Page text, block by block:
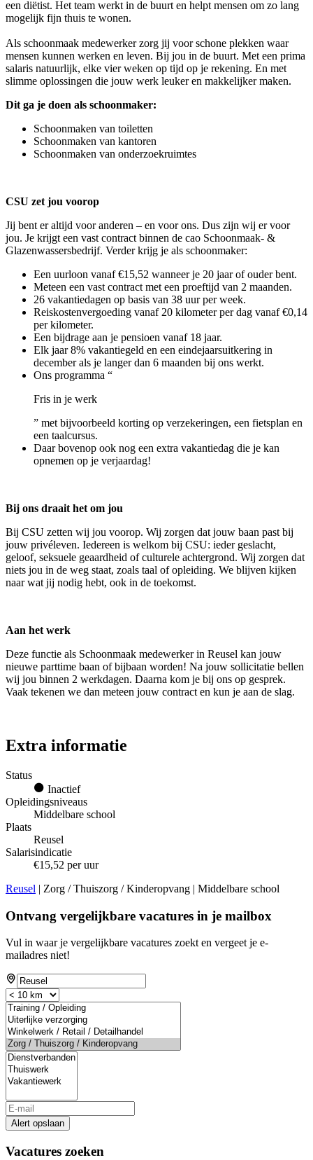
een diëtist. Het team werkt in de buurt en helpt mensen om zo lang
mogelijk fijn thuis te wonen.
Als schoonmaak medewerker zorg jij voor schone plekken waar
mensen kunnen werken en leven. Bij jou in de buurt. Met een prima
salaris natuurlijk, elke vier weken op tijd op je rekening. En met
slimme oplossingen die jouw werk leuker en makkelijker maken.
Dit ga je doen als schoonmaker:
Schoonmaken van toiletten
Schoonmaken van kantoren
Schoonmaken van onderzoekruimtes
CSU zet jou voorop
Jij bent er altijd voor anderen – en voor ons. Dus zijn wij er voor
jou. Je krijgt een vast contract binnen de cao Schoonmaak- &
Glazenwassersbedrijf. Verder krijg je als schoonmaker:
Een uurloon vanaf €15,52 wanneer je 20 jaar of ouder bent.
Meteen een vast contract met een proeftijd van 2 maanden.
26 vakantiedagen op basis van 38 uur per week.
Reiskostenvergoeding vanaf 20 kilometer per dag vanaf €0,14
per kilometer.
Een bijdrage aan je pensioen vanaf 18 jaar.
Elk jaar 8% vakantiegeld en een eindejaarsuitkering in
december als je langer dan 6 maanden bij ons werkt.
Ons programma “
Fris in je werk
” met bijvoorbeeld korting op verzekeringen, een fietsplan en
een taalcursus.
Daar bovenop ook nog een extra vakantiedag die je kan
opnemen op je verjaardag!
Bij ons draait het om jou
Bij CSU zetten wij jou voorop. Wij zorgen dat jouw baan past bij
jouw privéleven. Iedereen is welkom bij CSU: ieder geslacht,
geloof, seksuele geaardheid of culturele achtergrond. Wij zorgen dat
niets jou in de weg staat, zoals taal of opleiding. We blijven kijken
naar wat jij nodig hebt, ook in de toekomst.
Aan het werk
Deze functie als Schoonmaak medewerker in Reusel kan jouw
nieuwe parttime baan of bijbaan worden! Na jouw sollicitatie bellen
wij jou binnen 2 werkdagen. Daarna kom je bij ons op gesprek.
Vaak tekenen we dan meteen jouw contract en kun je aan de slag.
Extra informatie
Status
Inactief
Opleidingsniveaus
Middelbare school
Plaats
Reusel
Salarisindicatie
€15,52 per uur
Reusel | Zorg / Thuiszorg / Kinderopvang | Middelbare school
Ontvang vergelijkbare vacatures in je mailbox
Vul in waar je vergelijkbare vacatures zoekt en vergeet je e-
mailadres niet!
Alert opslaan
Vacatures zoeken